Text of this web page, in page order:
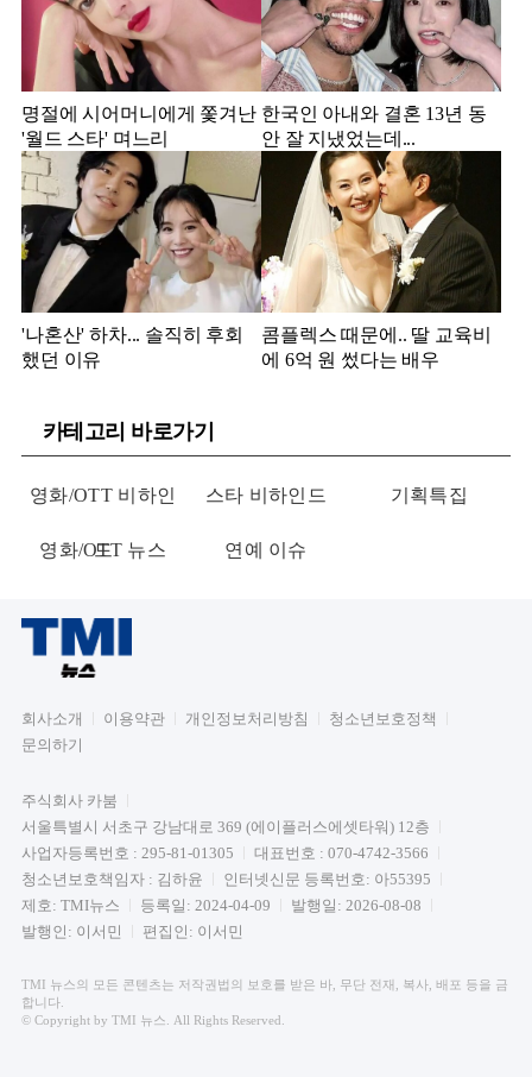
명절에 시어머니에게 쫓겨난
'월드 스타' 며느리
한국인 아내와 결혼 13년 동
안 잘 지냈었는데...
'나혼산' 하차... 솔직히 후회
했던 이유
콤플렉스 때문에.. 딸 교육비
에 6억 원 썼다는 배우
카테고리 바로가기
영화/OTT 비하인
드
스타 비하인드 기획특집
영화/OTT 뉴스 연예 이슈
회사소개 이용약관 개인정보처리방침
청소년보호정책
문의하기
주식회사 카붐
서울특별시 서초구 강남대로 369 (에이플러스에셋타워) 12층
사업자등록번호 : 295-81-01305
대표번호 : 070-4742-3566
청소년보호책임자 : 김하윤
인터넷신문 등록번호: 아55395
제호: TMI뉴스
등록일: 2024-04-09
발행일: 2026-08-08
발행인: 이서민
편집인: 이서민
TMI 뉴스의 모든 콘텐츠는 저작권법의 보호를 받은 바, 무단 전재, 복사, 배포 등을 금
합니다.
© Copyright by TMI 뉴스. All Rights Reserved.